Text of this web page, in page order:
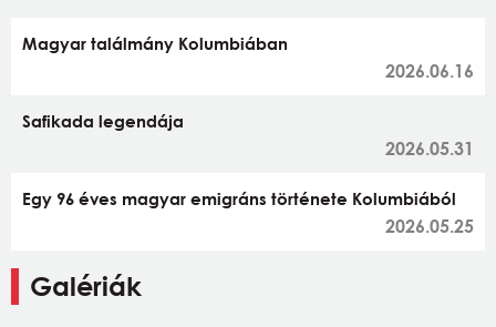
Magyar találmány Kolumbiában
2026.06.16
Safikada legendája
2026.05.31
Egy 96 éves magyar emigráns története Kolumbiából
2026.05.25
Galériák